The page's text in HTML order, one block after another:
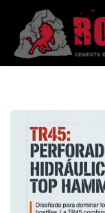
Ir al contenido